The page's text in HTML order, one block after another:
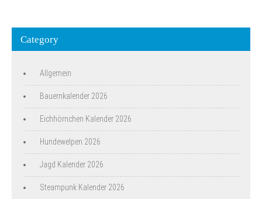
Category
Allgemein
Bauernkalender 2026
Eichhörnchen Kalender 2026
Hundewelpen 2026
Jagd Kalender 2026
Steampunk Kalender 2026